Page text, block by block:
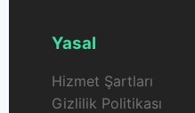
Yasal
Hizmet Şartları
Gizlilik Politikası